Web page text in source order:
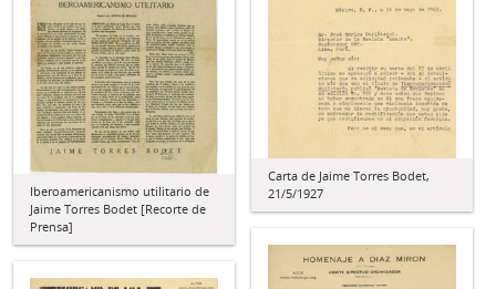
Iberoamericanismo utilitario de
Jaime Torres Bodet [Recorte de
Prensa]
Carta de Jaime Torres Bodet,
21/5/1927